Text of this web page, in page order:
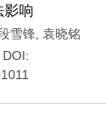
影响
雪锋
袁晓铭
DOI: